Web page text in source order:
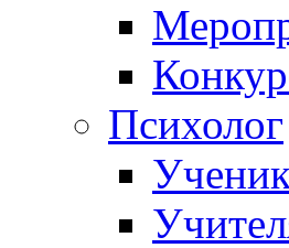
Психолог